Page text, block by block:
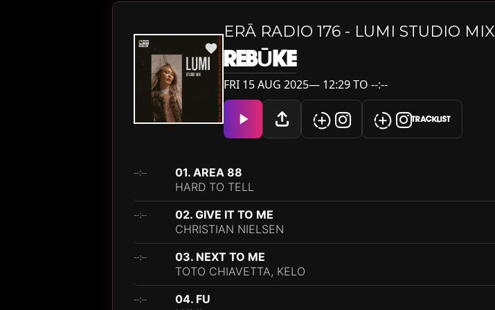
ERĀ RADIO 176 - LUMI STUDIO MIX
REBŪKE
FRI 15 AUG 2025— 12:29 TO --:--
TRACKLIST
--:--
01. AREA 88
HARD TO TELL
--:--
02. GIVE IT TO ME
CHRISTIAN NIELSEN
--:--
03. NEXT TO ME
TOTO CHIAVETTA, KELO
--:--
04. FU